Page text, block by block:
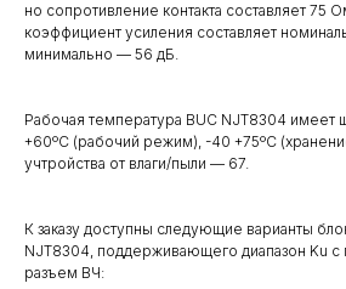
но сопротивление контакта составляет 75
коэффициент усиления составляет
минимально — 56 дБ.
Рабочая температура BUC NJT8304
+60ºС (рабочий режим), -40 +75ºС
учтройства от влаги/пыли — 67.
К заказу доступны следующие варианты
NJT8304, поддерживающего диапазон Ku с
разъем ВЧ: